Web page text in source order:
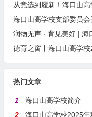
从竞选到履新！海口山
海口山高学校支部委员
润物无声 · 育见美好 | 海
热门文章
1
海口山高学校简介
2
海口山高学校2025年